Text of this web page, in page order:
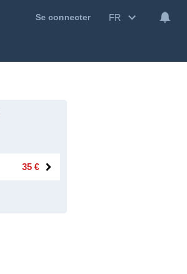
Se connecter FR
35 €